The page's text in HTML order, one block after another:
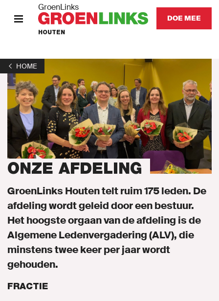
GroenLinks
HOUTEN
DOE MEE
HOME
ONZE AFDELING
GroenLinks Houten telt ruim 175 leden. De
afdeling wordt geleid door een bestuur.
Het hoogste orgaan van de afdeling is de
Algemene Ledenvergadering (ALV), die
minstens twee keer per jaar wordt
gehouden.
FRACTIE
HOME
VERKIEZINGEN 2022
STANDPUNTEN
KOM IN ACTIE
Onze mensen
Nieuws
Agenda
Naar GroenLinks.nl